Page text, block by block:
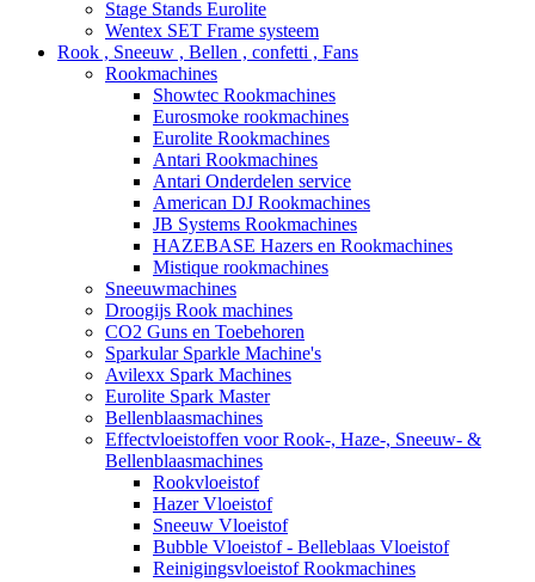
Stage Stands Eurolite
Wentex SET Frame systeem
Rook , Sneeuw , Bellen , confetti , Fans
Rookmachines
Showtec Rookmachines
Eurosmoke rookmachines
Eurolite Rookmachines
Antari Rookmachines
Antari Onderdelen service
American DJ Rookmachines
JB Systems Rookmachines
HAZEBASE Hazers en Rookmachines
Mistique rookmachines
Sneeuwmachines
Droogijs Rook machines
CO2 Guns en Toebehoren
Sparkular Sparkle Machine's
Avilexx Spark Machines
Eurolite Spark Master
Bellenblaasmachines
Effectvloeistoffen voor Rook-, Haze-, Sneeuw- &
Bellenblaasmachines
Rookvloeistof
Hazer Vloeistof
Sneeuw Vloeistof
Bubble Vloeistof - Belleblaas Vloeistof
Reinigingsvloeistof Rookmachines